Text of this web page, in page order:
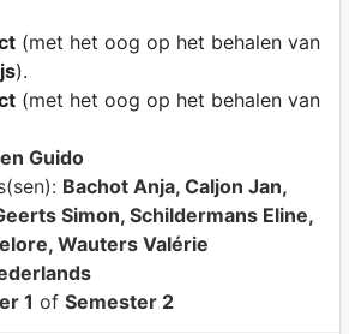
(met het oog op het behalen van
).
(met het oog op het behalen van
Guido
Bachot Anja, Caljon Jan,
Simon, Schildermans Eline,
Wauters Valérie
1 of Semester 2